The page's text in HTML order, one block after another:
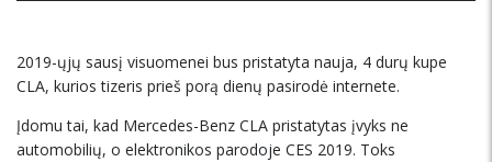
2019-ųjų sausį visuomenei bus pristatyta nauja, 4 durų kupe
CLA, kurios tizeris prieš porą dienų pasirodė internete.
Įdomu tai, kad Mercedes-Benz CLA pristatytas įvyks ne
automobilių, o elektronikos parodoje CES 2019. Toks